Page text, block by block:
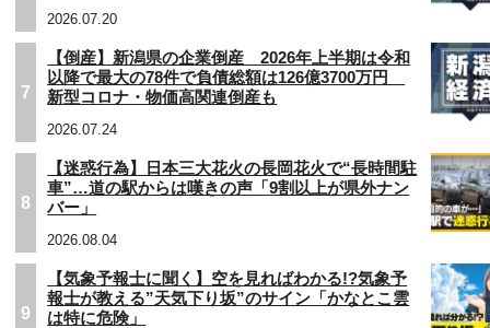
2026.07.20
7
【倒産】新潟県の企業倒産 2026年上半期は令和
以降で最大の78件で負債総額は126億3700万円
新型コロナ・物価高関連倒産も
2026.07.24
8
【迷惑行為】日本三大花火の長岡花火で“長時間駐
車”…道の駅からは嘆きの声「9割以上が県外ナン
バー」
2026.08.04
9
【気象予報士に聞く】空を見ればわかる!?気象予
報士が教える”天気下り坂”のサイン「かなとこ雲
は特に危険」